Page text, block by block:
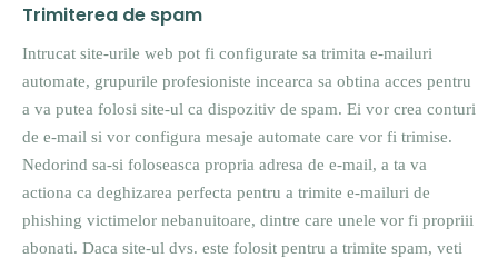
Trimiterea de spam
Intrucat site-urile web pot fi configurate sa trimita e-mailuri
automate, grupurile profesioniste incearca sa obtina acces pentru
a va putea folosi site-ul ca dispozitiv de spam. Ei vor crea conturi
de e-mail si vor configura mesaje automate care vor fi trimise.
Nedorind sa-si foloseasca propria adresa de e-mail, a ta va
actiona ca deghizarea perfecta pentru a trimite e-mailuri de
phishing victimelor nebanuitoare, dintre care unele vor fi propriii
abonati. Daca site-ul dvs. este folosit pentru a trimite spam, veti